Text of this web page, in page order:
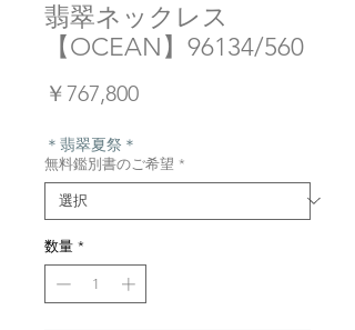
翡翠ネックレス
【OCEAN】96134/560
￥767,800価
＊翡翠夏祭＊
無料鑑別書のご希望 *
数量 *